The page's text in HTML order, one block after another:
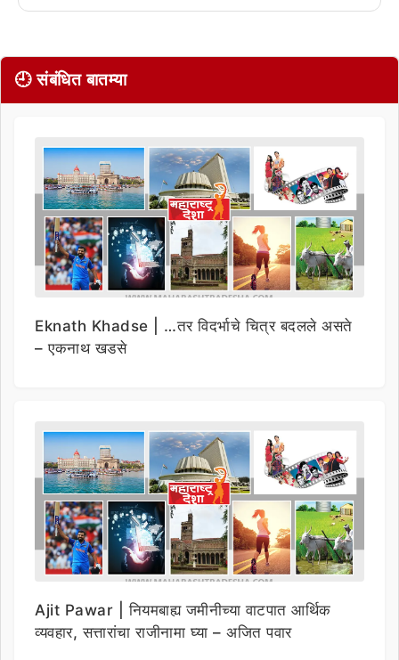
🕘 संबंधित बातम्या
Eknath Khadse | …तर विदर्भाचे चित्र बदलले असते
– एकनाथ खडसे
Ajit Pawar | नियमबाह्य जमीनीच्या वाटपात आर्थिक
व्यवहार, सत्तारांचा राजीनामा घ्या – अजित पवार